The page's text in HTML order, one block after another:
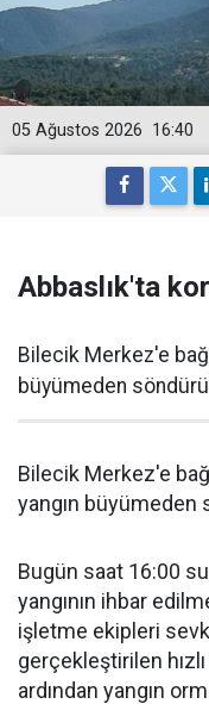
16:40
05 Ağustos 2026
Abbaslık'ta
Bilecik Merkez'e
büyümeden
Bilecik Merkez'e
yangın büyümeden
Bugün saat 16:00
yangının ihbar
işletme ekipleri
gerçekleştirilen
ardından yangın